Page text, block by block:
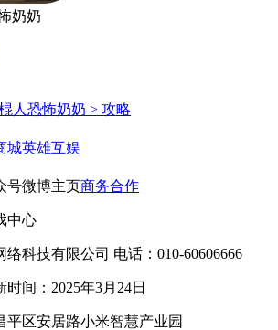
奶奶
人恐怖奶奶 > 攻略
城英雄互娱
号微博主页商务合作
中心
科技有限公司 电话：010-60606666
时间：2025年3月24日
平区安居路小米智慧产业园